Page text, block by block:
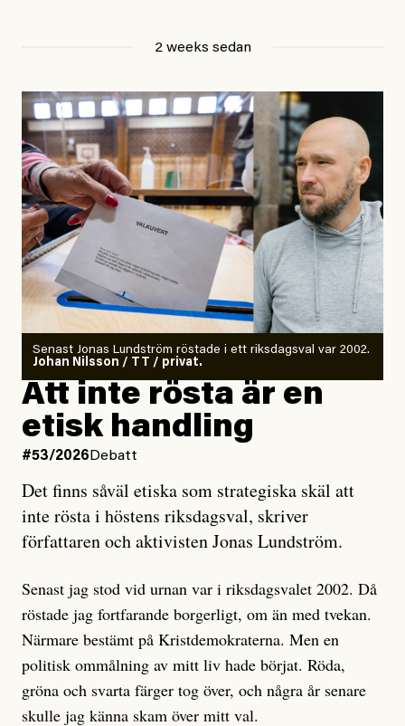
utpekas som israelisk infiltratör”. Enligt ingressen
handlar artikeln om en person vars ”bakgrund skapar
splittring och oro i rörelsen”. Problemet är att artikeln
skapar betydligt mer oro i palestinarörelsen – och den
oberoende vänstern – än den porträtterade personen
eller dess bakgrund.
Det finns en väldigt enkel regel inom alla politiska
rörelser när det gäller misstänkta infiltratörer:
Antingen har en bevis på att de är infiltratörer, och då
ska en gå ut med det så fort det bara går för att skydda
rörelsen. Eller så har en inga bevis, bara misstankar,
och då ska en efterforska diskret, just för att inte skapa
oro inom rörelsen.
Artikeln undersöker inte, som ETC påstår, ”vad som
är sant, vad som är rykten”, utan den bidrar bara till
ännu mer ryktesspridning. Det finns inte ett enda bevis
misstänkta personen är en infiltratör. Det som läsaren
får veta är att personen har ändrat sina politiska åsikter
under åren, att den har raderat tidigare innehåll på sina
sociala medier, att artikelns författare inte förstår sig
på personens ekonomi och att det tydligen finns
anonyma röster inom rörelsen som säger saker som
2 weeks sedan
Senast Jonas Lundström röstade i ett riksdagsval var 2002.
Johan Nilsson / TT / privat.
Att inte rösta är en
etisk handling
#53/2026 Debatt
Det finns såväl etiska som strategiska skäl att
inte rösta i höstens riksdagsval, skriver
författaren och aktivisten Jonas Lundström.
Senast jag stod vid urnan var i riksdagsvalet 2002. Då
röstade jag fortfarande borgerligt, om än med tvekan.
Närmare bestämt på Kristdemokraterna. Men en
politisk ommålning av mitt liv hade börjat. Röda,
gröna och svarta färger tog över, och några år senare
skulle jag känna skam över mitt val.